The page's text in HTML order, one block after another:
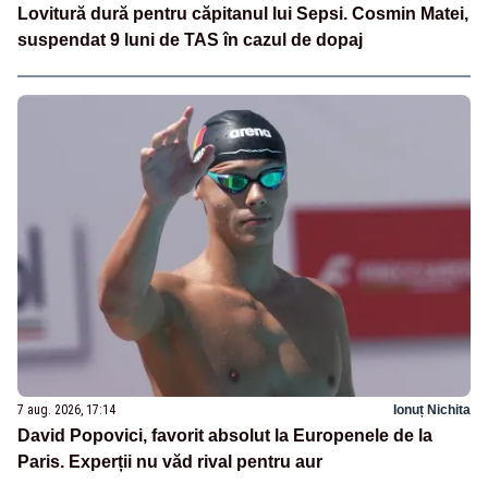
Lovitură dură pentru căpitanul lui Sepsi. Cosmin Matei,
suspendat 9 luni de TAS în cazul de dopaj
7 aug. 2026, 17:14 Ionuț Nichita
David Popovici, favorit absolut la Europenele de la
Paris. Experții nu văd rival pentru aur